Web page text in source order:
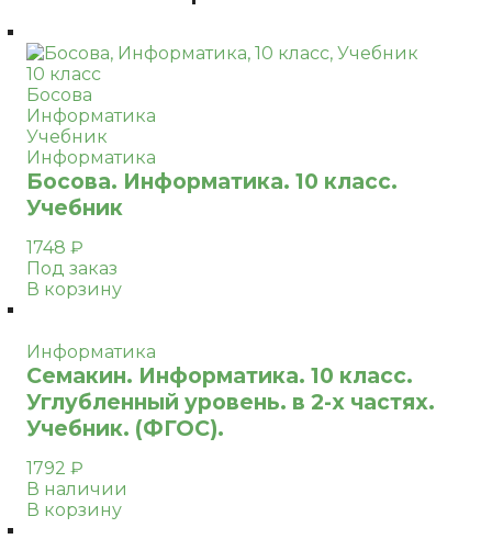
10 класс
Босова
Информатика
Учебник
Информатика
Босова. Информатика. 10 класс.
Учебник
1748 ₽
Под заказ
В корзину
Информатика
Семакин. Информатика. 10 класс.
Углубленный уровень. в 2-х частях.
Учебник. (ФГОС).
1792 ₽
В наличии
В корзину